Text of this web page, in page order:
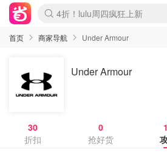
Boticinal 夏促开抢！
4折！lulu周四疯狂上新
还没结束！&OtherStories大促
Joybuy变相75折 随时失效
速领！Stanley独家85折
疑似霸哥！Camper额外叠85折
Zalando 奥莱闪促！每日更新
Moncler反季囤！5折起+叠9折
Coach Brooklyn仅€192
首页 商家导航 Under Armour
Under Armour
30
折扣
0
抢好货